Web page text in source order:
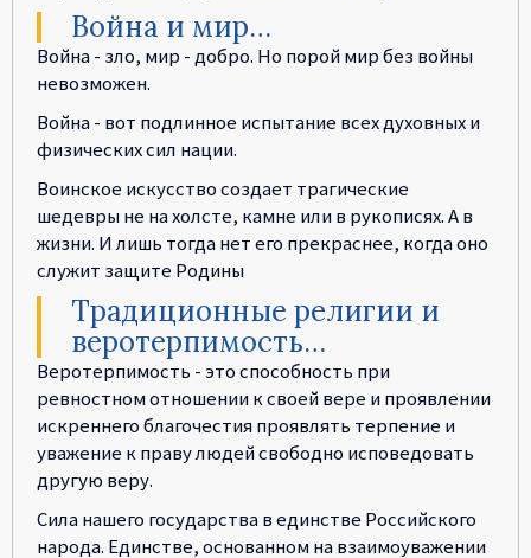
Война и мир…
Война - зло, мир - добро. Но порой мир без войны
невозможен.
Война - вот подлинное испытание всех духовных и
физических сил нации.
Воинское искусство создает трагические
шедевры не на холсте, камне или в рукописях. А в
жизни. И лишь тогда нет его прекраснее, когда оно
служит защите Родины
Традиционные религии и
веротерпимость…
Веротерпимость - это способность при
ревностном отношении к своей вере и проявлении
искреннего благочестия проявлять терпение и
уважение к праву людей свободно исповедовать
другую веру.
Сила нашего государства в единстве Российского
народа. Единстве, основанном на взаимоуважении